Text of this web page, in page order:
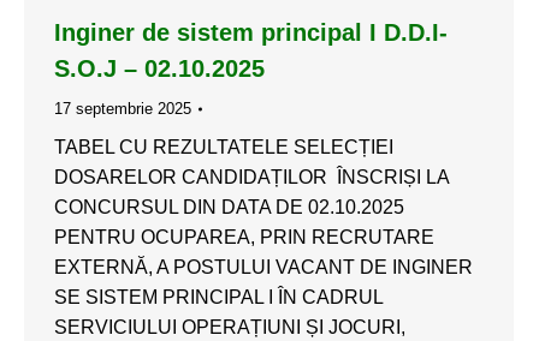
Inginer de sistem principal I D.D.I-
S.O.J – 02.10.2025
17 septembrie 2025
TABEL CU REZULTATELE SELECȚIEI
DOSARELOR CANDIDAȚILOR ÎNSCRIȘI LA
CONCURSUL DIN DATA DE 02.10.2025
PENTRU OCUPAREA, PRIN RECRUTARE
EXTERNĂ, A POSTULUI VACANT DE INGINER
SE SISTEM PRINCIPAL I ÎN CADRUL
SERVICIULUI OPERAȚIUNI ȘI JOCURI,